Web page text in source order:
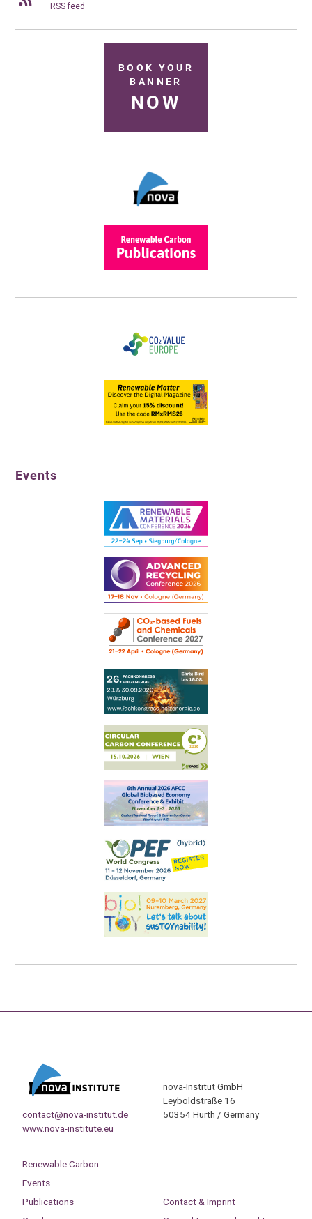
RSS feed
BOOK YOUR
BANNER
NOW
Events
contact@nova-institut.de
www.nova-institute.eu
nova-Institut GmbH
Leyboldstraße 16
50354 Hürth / Germany
Renewable Carbon
Events
Publications
Contact & Imprint